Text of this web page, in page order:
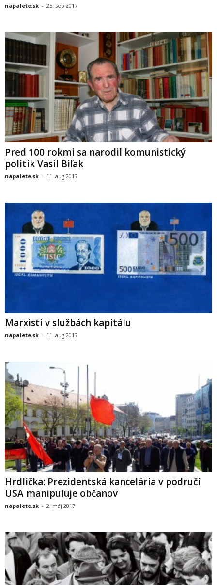
napalete.sk - 25. sep 2017
Pred 100 rokmi sa narodil komunistický
politik Vasil Biľak
napalete.sk - 11. aug 2017
Marxisti v službách kapitálu
napalete.sk - 11. aug 2017
Hrdlička: Prezidentská kancelária v područí
USA manipuluje občanov
napalete.sk - 2. máj 2017